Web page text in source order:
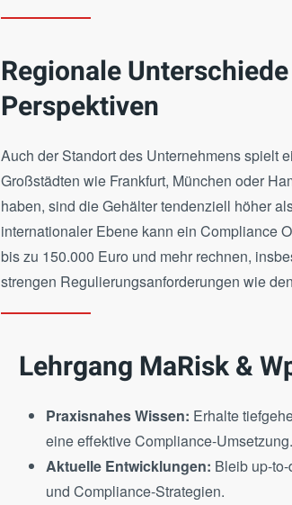
Regionale
Perspektiven
Auch der Standort des Unternehmens spielt
Großstädten wie Frankfurt, München oder
haben, sind die Gehälter tendenziell höher
internationaler Ebene kann ein Compliance
bis zu 150.000 Euro und mehr rechnen,
strengen Regulierungsanforderungen wie
Lehrgang MaRisk &
Praxisnahes Wissen: Erhalte
eine effektive Compliance-Umsetzung.
Aktuelle Entwicklungen: Bleib up-
und Compliance-Strategien.